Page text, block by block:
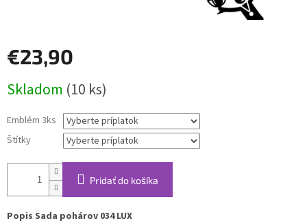
€23,90
cena:
Skladom (10 ks)
Emblém 3ks
Štítky
Pridať do košíka
Popis Sada pohárov 034 LUX